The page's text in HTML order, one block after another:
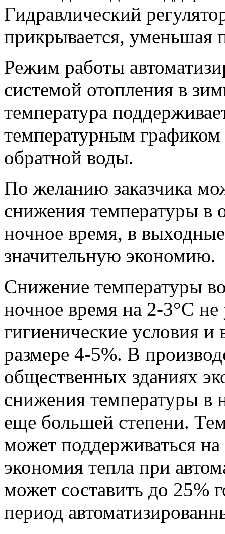
Гидравлический
прикрывается, уменьшая
Режим работы
системой отопления в
температура
температурным графиком
обратной воды.
По желанию заказчика
снижения температуры в
ночное время, в
значительную экономию.
Снижение температуры
ночное время на 2-3°С
гигиенические условия
размере 4-5%. В
общественных зданиях
снижения температуры в
еще большей степени.
может поддерживаться
экономия тепла при
может составить до 25%
период